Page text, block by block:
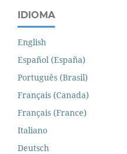
IDIOMA
English
Español (España)
Português (Brasil)
Français (Canada)
Français (France)
Italiano
Deutsch